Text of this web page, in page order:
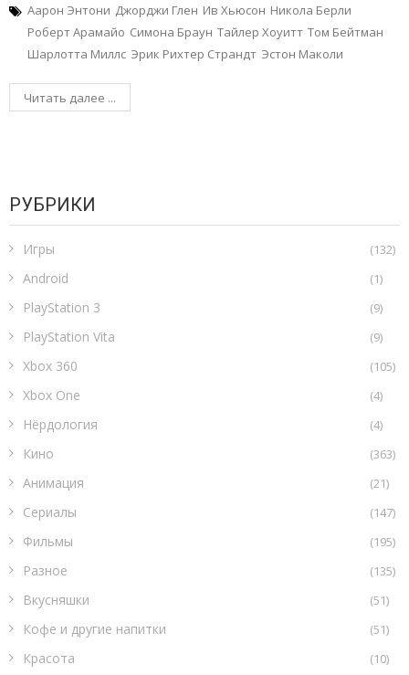
Аарон Энтони Джорджи Глен Ив Хьюсон Никола Берли
Роберт Арамайо Симона Браун Тайлер Хоуитт Том Бейтман
Шарлотта Миллс Эрик Рихтер Страндт Эстон Маколи
Читать далее ...
РУБРИКИ
Игры (132)
Android (1)
PlayStation 3 (9)
PlayStation Vita (9)
Xbox 360 (105)
Xbox One (4)
Нёрдология (4)
Кино (363)
Анимация (21)
Сериалы (147)
Фильмы (195)
Разное (135)
Вкусняшки (51)
Кофе и другие напитки (51)
Красота (10)